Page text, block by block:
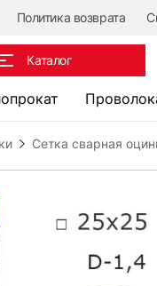
Политика возврата
Каталог
Сетка сварная